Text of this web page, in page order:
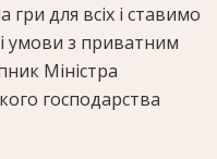
для всіх і ставимо
умови з приватним
Міністра
господарства